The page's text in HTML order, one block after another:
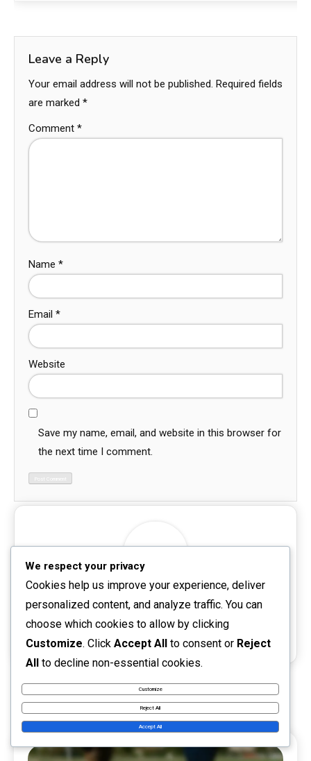
Leave a Reply
Your email address will not be published. Required fields
are marked *
Comment *
Name *
Email *
Website
Save my name, email, and website in this browser for
the next time I comment.
sofaramrez-00x2
Website:
RELATED POSTS
We respect your privacy
Cookies help us improve your experience, deliver
personalized content, and analyze traffic. You can
choose which cookies to allow by clicking
Customize. Click Accept All to consent or Reject
All to decline non-essential cookies.
Customize
Reject All
Accept All